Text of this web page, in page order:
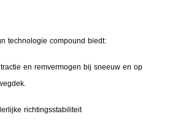
technologie compound biedt:
en remvermogen bij sneeuw en op
richtingsstabiliteit